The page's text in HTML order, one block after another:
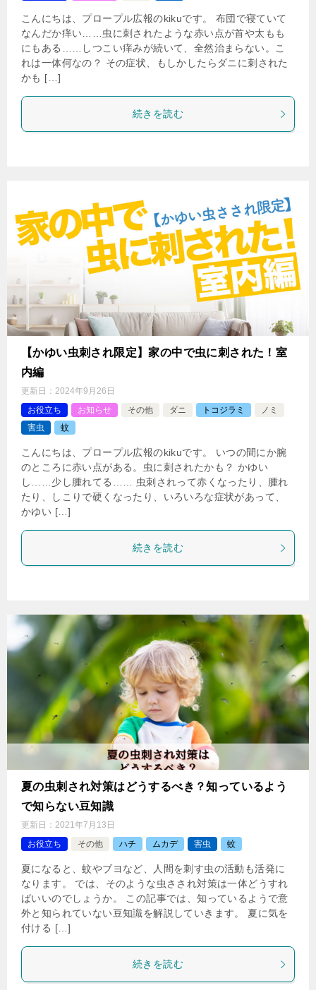
こんにちは、プロープル広報のkikuです。 布団で寝ていて
なんだか痒い……虫に刺されたような赤い点が首や太もも
にもある……しつこい痒みが続いて、全然治まらない。こ
れは一体何なの？ その症状、もしかしたらダニに刺された
かも […]
続きを読む
【かゆい虫刺され限定】家の中で虫に刺された！室
内編
更新日： 2024年9月26日
お役立ち
お知らせ その他 ダニ トコジラミ
ノミ
害虫
蚊
こんにちは、プロープル広報のkikuです。 いつの間にか腕
のところに赤い点がある。虫に刺されたかも？ かゆい
し……少し腫れてる…… 虫刺されって赤くなったり、腫れ
たり、しこりで硬くなったり、いろいろな症状があって、
かゆい […]
続きを読む
夏の虫刺され対策はどうするべき？知っているよう
で知らない豆知識
更新日： 2021年7月13日
お役立ち
その他 ハチ ムカデ 害虫 蚊
夏になると、蚊やブヨなど、人間を刺す虫の活動も活発に
なります。 では、そのような虫さされ対策は一体どうすれ
ばいいのでしょうか。 この記事では、知っているようで意
外と知られていない豆知識を解説していきます。 夏に気を
付ける […]
続きを読む